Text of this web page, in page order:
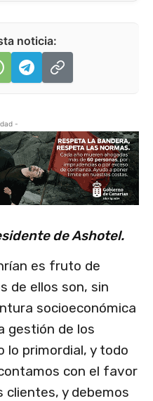
noticia:
-
de Ashotel.
es fruto de
de ellos son, sin
socioeconómica
gestión de los
lo primordial, y todo
con el favor
y debemos